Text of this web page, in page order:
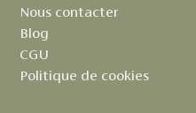
Nous contacter
Blog
CGU
Politique de cookies